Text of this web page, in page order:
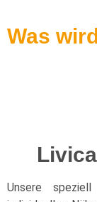
Was
Unsere